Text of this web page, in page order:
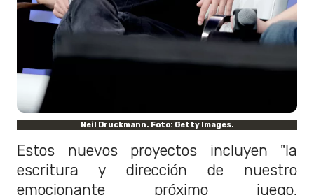
Neil Druckmann. Foto: Getty Images.
Estos nuevos proyectos incluyen "la
escritura y dirección de nuestro
emocionante próximo juego,